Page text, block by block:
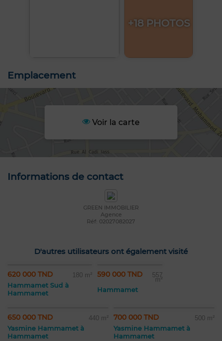
+18 PHOTOS
Emplacement
Voir la carte
Informations de contact
GREEN IMMOBILIER
Agence
Réf: 02027082027
D'autres utilisateurs ont également visité
620 000 TND 180 m²
Hammamet Sud à
Hammamet
590 000 TND 557
m²
Hammamet
650 000 TND 440 m²
Yasmine Hammamet à
Hammamet
700 000 TND 500 m²
Yasmine Hammamet à
Hammamet